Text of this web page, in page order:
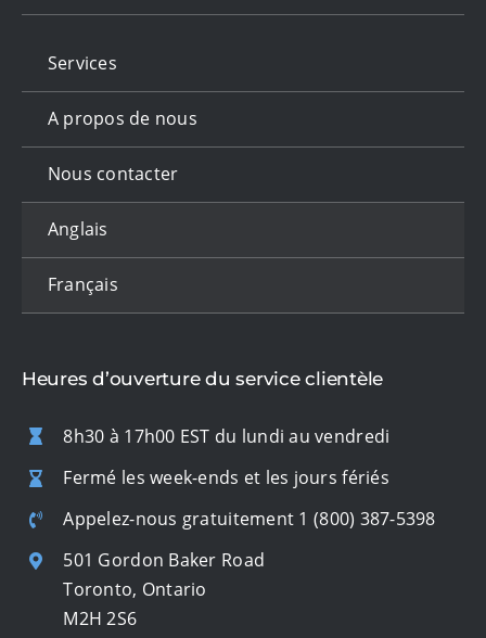
Services
A propos de nous
Nous contacter
Anglais
Français
Heures d’ouverture du service clientèle
8h30 à 17h00 EST du lundi au vendredi
Fermé les week-ends et les jours fériés
Appelez-nous gratuitement 1 (800) 387-5398
501 Gordon Baker Road
Toronto, Ontario
M2H 2S6